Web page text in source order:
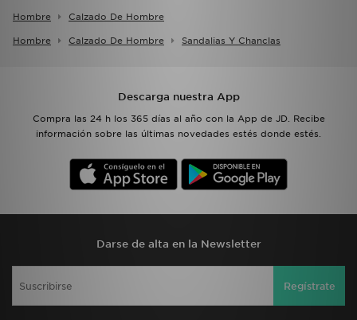
Hombre Calzado De Hombre
Hombre Calzado De Hombre Sandalias Y Chanclas
Descarga nuestra App
Compra las 24 h los 365 días al año con la App de JD. Recibe
información sobre las últimas novedades estés donde estés.
Darse de alta en la Newsletter
Regístrate